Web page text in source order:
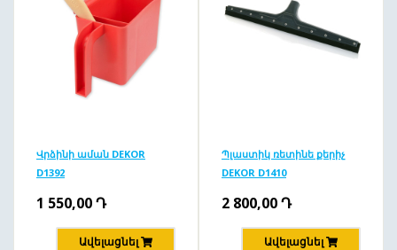
Վրձինի աման DEKOR
D1392
1 550,00Դ
Ավելացնել
Պլաստիկ ռետինե քերիչ
DEKOR D1410
2 800,00Դ
Ավելացնել